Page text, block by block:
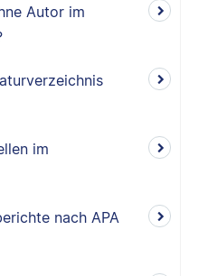
Autor im
im
nach APA